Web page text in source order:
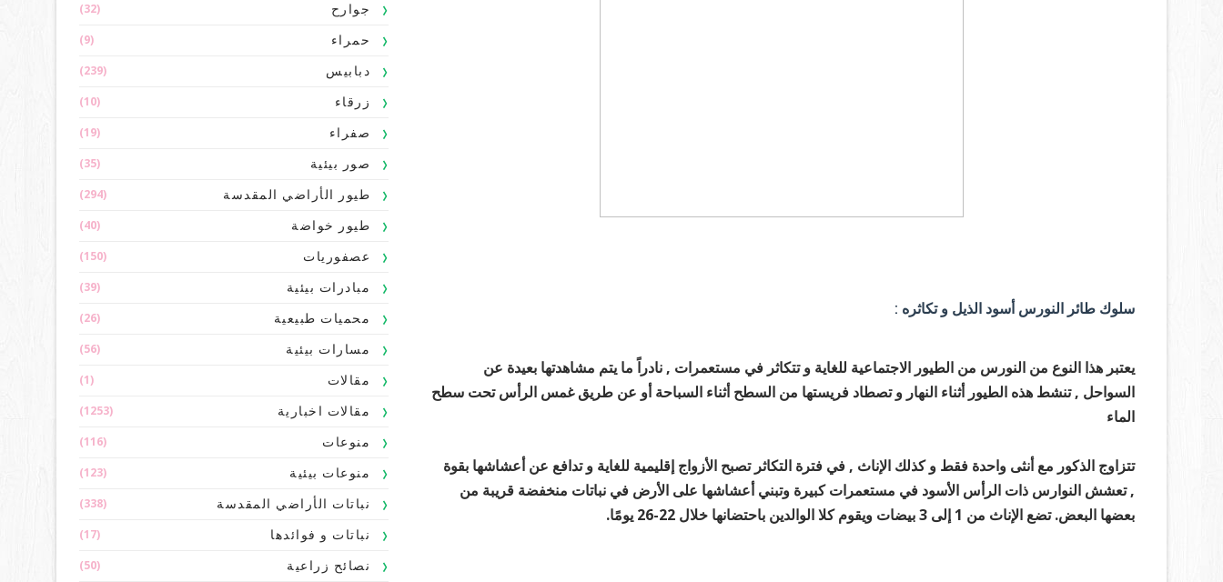
سلوك طائر النورس أسود الذيل و تكاثره :
يعتبر هذا النوع من النورس من الطيور الاجتماعية للغاية و تتكاثر في مستعمرات , نادراً ما يتم مشاهدتها بعيدة عن
السواحل , تنشط هذه الطيور أثناء النهار و تصطاد فريستها من السطح أثناء السباحة أو عن طريق غمس الرأس تحت سطح
الماء
تتزاوج الذكور مع أنثى واحدة فقط و كذلك الإناث , في فترة التكاثر تصبح الأزواج إقليمية للغاية و تدافع عن أعشاشها بقوة
,تعشش النوارس ذات الرأس الأسود في مستعمرات كبيرة وتبني أعشاشها على الأرض في نباتات منخفضة قريبة من
بعضها البعض. تضع الإناث من 1 إلى 3 بيضات ويقوم كلا الوالدين باحتضانها خلال 22-26 يومًا.
جوارح (32)
حمراء (9)
دبابيس (239)
زرقاء (10)
صفراء (19)
صور بيئية (35)
طيور الأراضي المقدسة (294)
طيور خواضة (40)
عصفوريات (150)
مبادرات بيئية (39)
محميات طبيعية (26)
مسارات بيئية (56)
مقالات (1)
مقالات اخبارية (1253)
منوعات (116)
منوعات بيئية (123)
نباتات الأراضي المقدسة (338)
نباتات و فوائدها (17)
نصائح زراعية (50)